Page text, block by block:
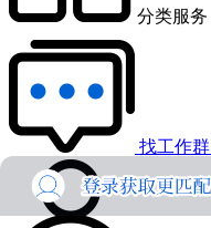
分类服务
找工作群